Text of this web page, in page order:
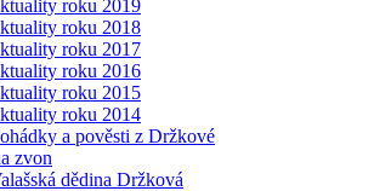
roku 2019
roku 2018
roku 2017
roku 2016
roku 2015
roku 2014
a pověsti z Držkové
zvon
dědina Držková